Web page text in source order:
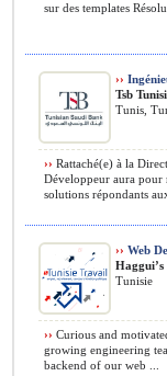
sur des templates
››
Tsb
Tunis,
›› Rattaché(e) à la
Développeur aura pour
solutions répondants aux
›› Web
Tunisie
›› Curious and
growing engineering
backend of our web ...